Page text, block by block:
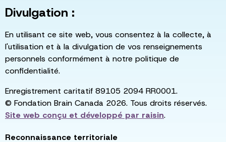
Divulgation :
En utilisant ce site web, vous consentez à la collecte, à
l'utilisation et à la divulgation de vos renseignements
personnels conformément à notre politique de
confidentialité.
Enregistrement caritatif 89105 2094 RR0001.
© Fondation Brain Canada 2026. Tous droits réservés.
Site web conçu et développé par raisin.
Reconnaissance territoriale